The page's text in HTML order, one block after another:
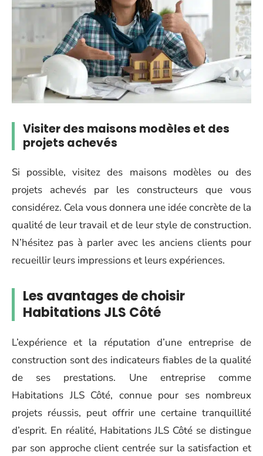
Visiter des maisons modèles et des
projets achevés
Si possible, visitez des maisons modèles ou des
projets achevés par les constructeurs que vous
considérez. Cela vous donnera une idée concrète de la
qualité de leur travail et de leur style de construction.
N’hésitez pas à parler avec les anciens clients pour
recueillir leurs impressions et leurs expériences.
Les avantages de choisir
Habitations JLS Côté
L’expérience et la réputation d’une entreprise de
construction sont des indicateurs fiables de la qualité
de ses prestations. Une entreprise comme
Habitations JLS Côté, connue pour ses nombreux
projets réussis, peut offrir une certaine tranquillité
d’esprit. En réalité, Habitations JLS Côté se distingue
par son approche client centrée sur la satisfaction et